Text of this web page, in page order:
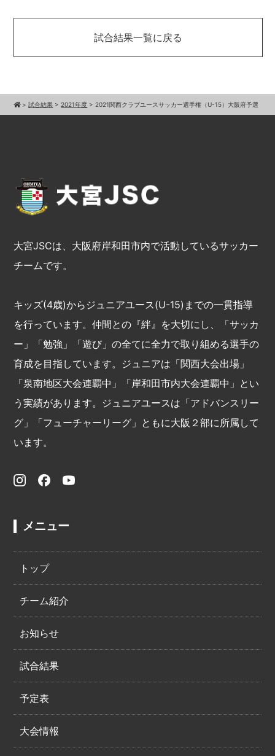
試合結果一覧に戻る
>試合結果 > 2021年度 > 2021関西クラブユースサッカー選手権（U-15）大阪府予選
大宮JSCは、大阪府岸和田市内で活動しているサッカー
チームです。
キッズ(4歳)からジュニアユース(U-15)までの一貫指導
を行っています。仲間との『絆』を大切にし、「サッカ
ー」「勉強」「遊び」の全てに全力で取り組める選手の
育成を目指しています。ジュニアは「関西大会出場」
「泉南地区大会連覇中」「岸和田市内大会連覇中」とい
う実績があります。ジュニアユースは「アドバンスリー
グ」「フューチャーリーグ」ともに大阪２部に所属して
います。
メニュー
トップ
チーム紹介
お知らせ
試合結果
予定表
大会情報